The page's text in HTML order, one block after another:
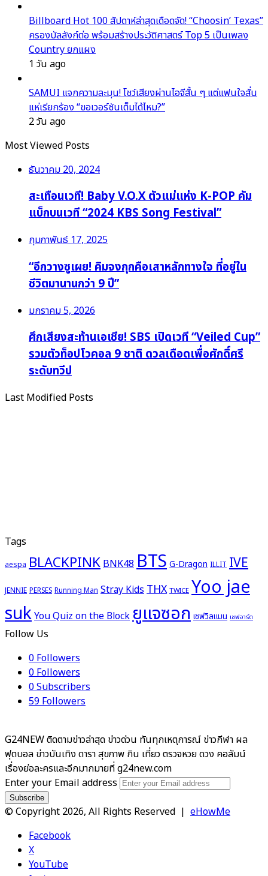
Billboard Hot 100 สัปดาห์ล่าสุดเดือดจัด! “Choosin’ Texas”
ครองบัลลังก์ต่อ พร้อมสร้างประวัติศาสตร์ Top 5 เป็นเพลง
Country ยกแผง
1 วัน ago
SAMUI แจกความละมุน! โชว์เสียงผ่านไอจีสั้น ๆ แต่แฟนใจสั่น
แห่เรียกร้อง “ขอเวอร์ชันเต็มได้ไหม?”
2 วัน ago
Most Viewed Posts
ธันวาคม 20, 2024
สะเทือนเวที! Baby V.O.X ตัวแม่แห่ง K-POP คัม
แบ็กบนเวที “2024 KBS Song Festival”
กุมภาพันธ์ 17, 2025
“อีกวางซูเผย! คิมจงกุกคือเสาหลักทางใจ ที่อยู่ใน
ชีวิตมานานกว่า 9 ปี”
มกราคม 5, 2026
ศึกเสียงสะท้านเอเชีย! SBS เปิดเวที “Veiled Cup”
รวมตัวท็อปโวคอล 9 ชาติ ดวลเดือดเพื่อศักดิ์ศรี
ระดับทวีป
Last Modified Posts
Tags
aespa BLACKPINKBNK48BTSG-Dragon ILLIT IVE
JENNIE PERSES Running Man Stray KidsTHX TWICE Yoo jae
sukYou Quiz on the Blockยูแจซอก เชฟวิลแมน เชฟอาร์ต
Follow Us
0Followers
0Followers
0Subscribers
59Followers
G24NEW ติดตามข่าวล่าสุด ข่าวด่วน ทันทุกเหตุการณ์ ข่าวกีฬา ผล
ฟุตบอล ข่าวบันเทิง ดารา สุขภาพ กิน เที่ยว ตรวจหวย ดวง คอลัมน์
เรื่องย่อละครและอีกมากมายที่ g24new.com
Enter your Email address
© Copyright 2026, All Rights Reserved | eHowMe
Facebook
X
YouTube